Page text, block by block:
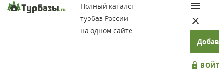
Полный каталог
турбаз России
на одном сайте